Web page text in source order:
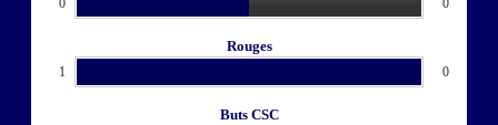
0 0
Rouges
1 0
Buts CSC